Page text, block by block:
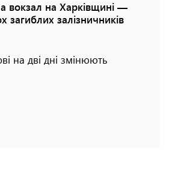
вокзал на Харківщині —
загиблих залізничників
на дві дні змінюють